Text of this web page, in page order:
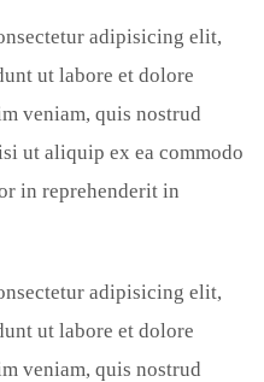
adipisicing elit,
ut labore et dolore
veniam, quis nostrud
ut aliquip ex ea commodo
in reprehenderit in
adipisicing elit,
ut labore et dolore
veniam, quis nostrud